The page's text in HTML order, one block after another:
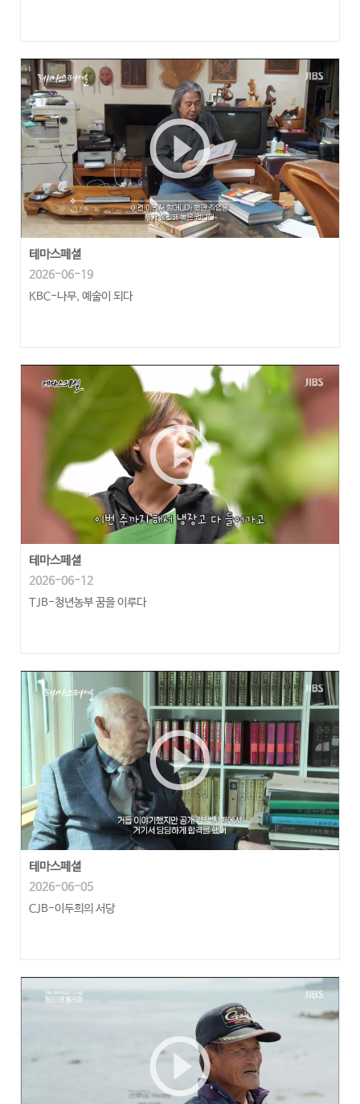
play_circle_outline
테마스페셜
2026-06-19
KBC-나무, 예술이 되다
play_circle_outline
테마스페셜
2026-06-12
TJB-청년농부 꿈을 이루다
play_circle_outline
테마스페셜
2026-06-05
CJB-이두희의 서당
play_circle_outline